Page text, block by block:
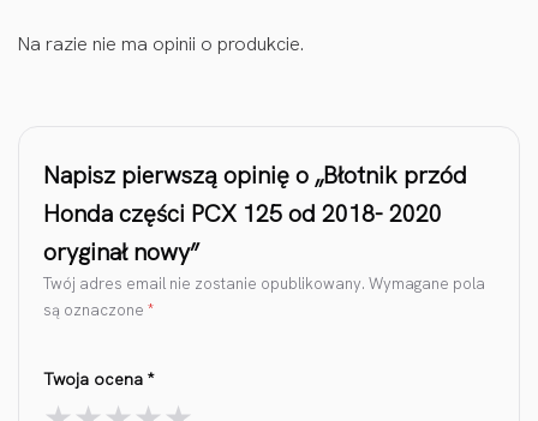
Na razie nie ma opinii o produkcie.
Napisz pierwszą opinię o „Błotnik przód
Honda części PCX 125 od 2018- 2020
oryginał nowy”
Twój adres email nie zostanie opublikowany. Wymagane pola
są oznaczone *
Twoja ocena *